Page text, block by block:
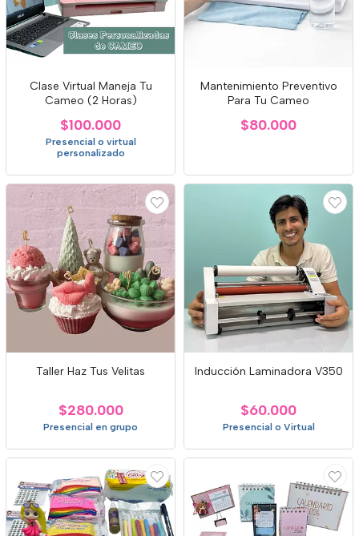
Clase Virtual Maneja Tu
Cameo (2 Horas)
$100.000
Presencial o virtual
personalizado
Mantenimiento Preventivo
Para Tu Cameo
$80.000
Taller Haz Tus Velitas
$280.000
Presencial en grupo
Inducción Laminadora V350
$60.000
Presencial o Virtual